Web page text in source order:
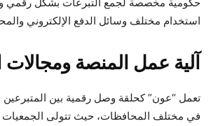
استخدام مختلف وسائل الدفع الإلكتروني
آلية عمل المنصة ومجالات
تعمل “عون” كحلقة وصل رقمية بين
في مختلف المحافظات، حيث تتولى الجمعيات